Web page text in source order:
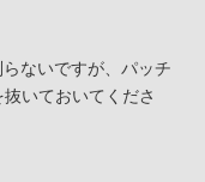
ないですが、パッチ
いておいてくださ